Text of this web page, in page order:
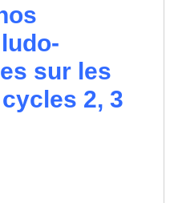
sur les
2, 3